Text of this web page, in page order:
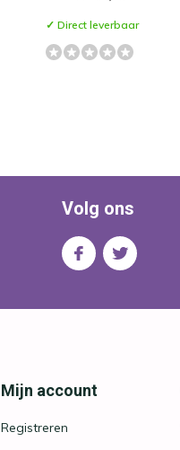
✓ Direct leverbaar
Volg ons
Mijn account
Registreren